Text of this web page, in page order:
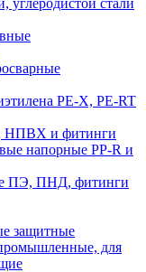
стали
PE-X, PE-RT
НПВХ и фитинги
напорные PP-R и
ПЭ, ПНД, фитинги
защитные
для